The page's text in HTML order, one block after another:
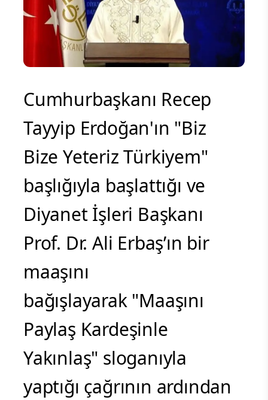
Cumhurbaşkanı Recep
Tayyip Erdoğan'ın "Biz
Bize Yeteriz Türkiyem"
başlığıyla başlattığı ve
Diyanet İşleri Başkanı
Prof. Dr. Ali Erbaş’ın bir
maaşını
bağışlayarak "Maaşını
Paylaş Kardeşinle
Yakınlaş" sloganıyla
yaptığı çağrının ardından